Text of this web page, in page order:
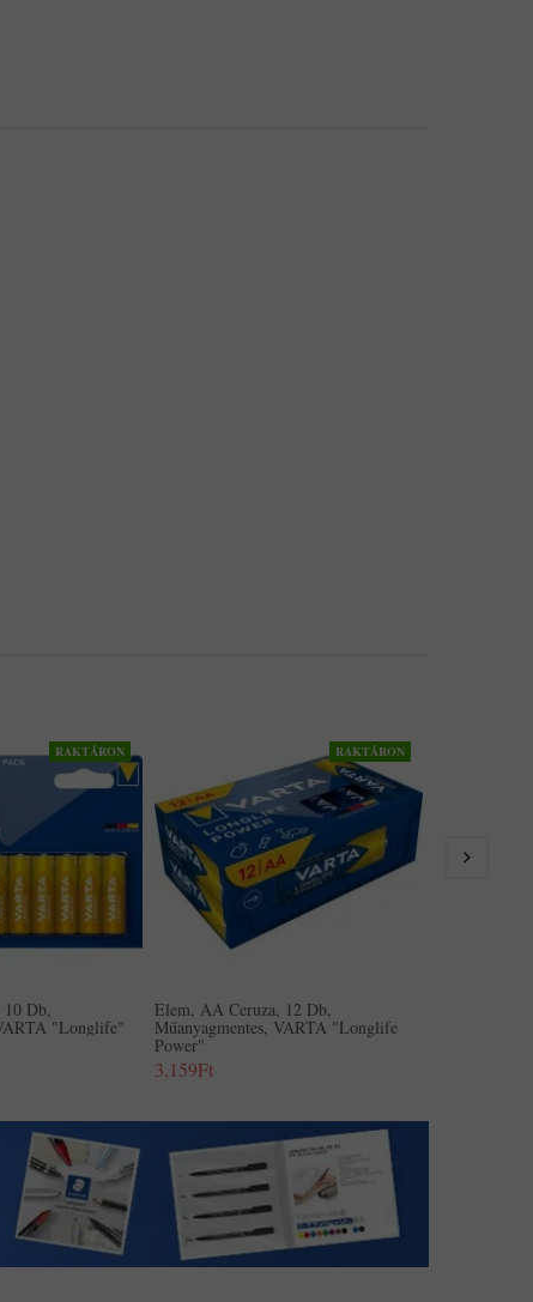
RAKTÁRON
Db,
"Longlife"
RAKTÁRON
Elem, AA Ceruza, 12 Db,
Műanyagmentes, VARTA "Longlife
Power"
3,159Ft